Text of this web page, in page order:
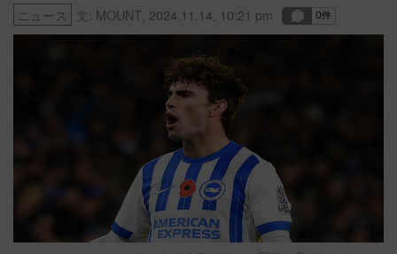
ニュース 文: MOUNT 2024.11.14. 10:21 pm